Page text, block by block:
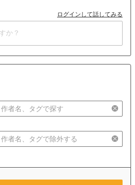
ログインして話してみる